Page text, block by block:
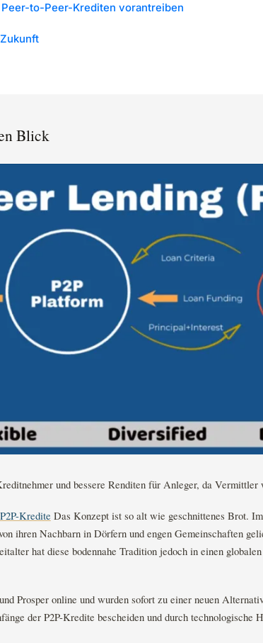
to-Peer-Krediten vorantreiben
Blick
und bessere Renditen für Anleger, da Vermittler
Kredite Das Konzept ist so alt wie geschnittenes Brot.
ihren Nachbarn in Dörfern und engen Gemeinschaften
hat diese bodennahe Tradition jedoch in einen
Prosper online und wurden sofort zu einer neuen
der P2P-Kredite bescheiden und durch technologische